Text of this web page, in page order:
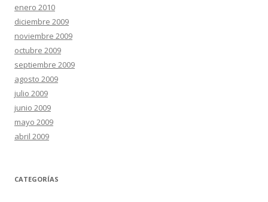
enero 2010
diciembre 2009
noviembre 2009
octubre 2009
septiembre 2009
agosto 2009
julio 2009
junio 2009
mayo 2009
abril 2009
CATEGORÍAS